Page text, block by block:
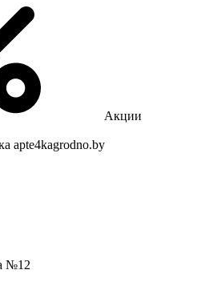
Акции
apte4kagrodno.by
№12